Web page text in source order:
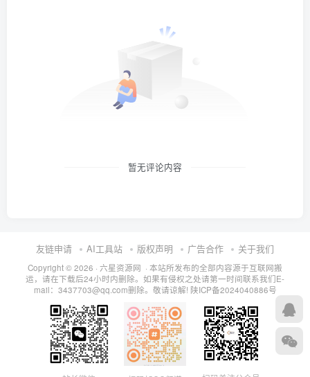
暂无评论内容
友链申请 AI工具站 版权声明 广告合作 关于我们
Copyright © 2026 · 六星资源网 · 本站所发布的全部内容源于互联网搬
运，请在下载后24小时内删除。如果有侵权之处请第一时间联系我们E-
mail：3437703@qq.com删除。敬请谅解! 陕ICP备2024040886号